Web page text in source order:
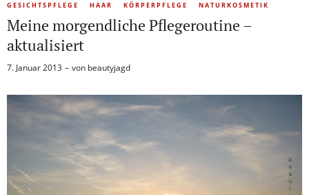
GESICHTSPFLEGE HAAR KÖRPERPFLEGE NATURKOSMETIK
Meine morgendliche Pflegeroutine –
aktualisiert
7. Januar 2013 von beautyjagd